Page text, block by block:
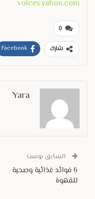
voices.yahoo.com
0
شارك Facebook
Yara
السابق بوست
6 فوائد غذائية وصحية
للقهوة